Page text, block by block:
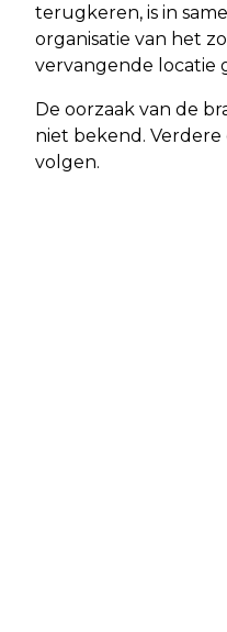
terugkeren, is in
organisatie van het
vervangende locatie
De oorzaak van de
niet bekend.
volgen.